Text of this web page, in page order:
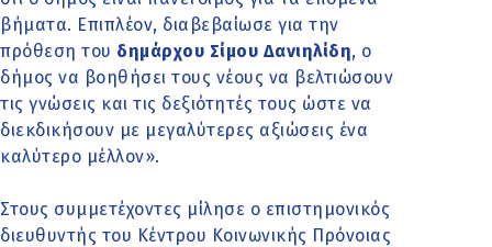
βήματα. Επιπλέον, διαβεβαίωσε για την
πρόθεση του δημάρχου Σίμου Δανιηλίδη, ο
δήμος να βοηθήσει τους νέους να βελτιώσουν
τις γνώσεις και τις δεξιότητές τους ώστε να
διεκδικήσουν με μεγαλύτερες αξιώσεις ένα
καλύτερο μέλλον».
Στους συμμετέχοντες μίλησε ο επιστημονικός
διευθυντής του Κέντρου Κοινωνικής Πρόνοιας